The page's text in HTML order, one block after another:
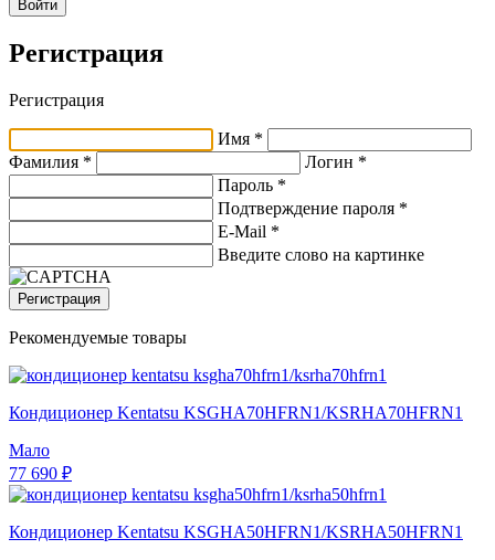
Войти
Регистрация
Регистрация
Имя *
Фамилия *
Логин *
Пароль *
Подтверждение пароля *
E-Mail *
Введите слово на картинке
Регистрация
Рекомендуемые товары
Кондиционер Kentatsu KSGHA70HFRN1/KSRHA70HFRN1
Мало
77 690 ₽
Кондиционер Kentatsu KSGHA50HFRN1/KSRHA50HFRN1